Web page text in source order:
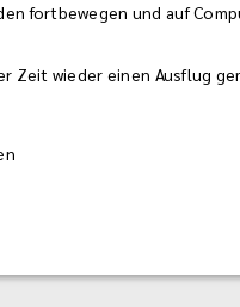
fortbewegen und auf
Zeit wieder einen Ausflug